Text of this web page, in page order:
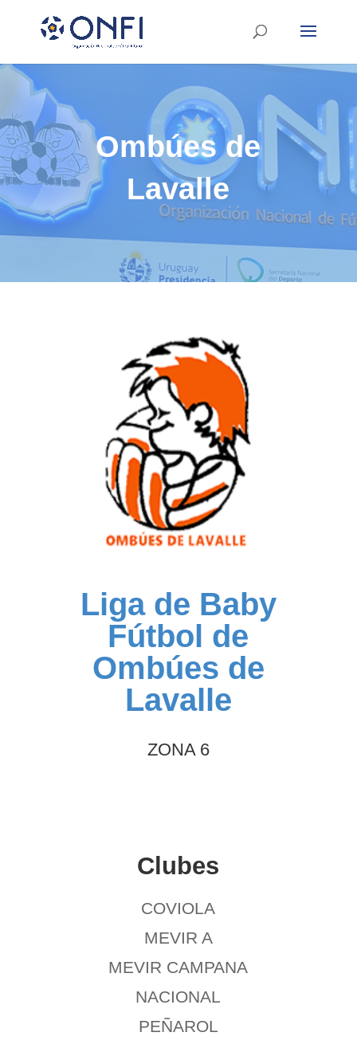
Ombúes de
Lavalle
Liga de Baby
Fútbol de
Ombúes de
Lavalle
ZONA 6
Clubes
COVIOLA
MEVIR A
MEVIR CAMPANA
NACIONAL
PEÑAROL